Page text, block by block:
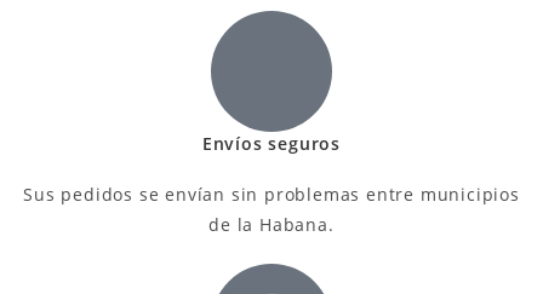
Envíos seguros
Sus pedidos se envían sin problemas entre municipios
de la Habana.